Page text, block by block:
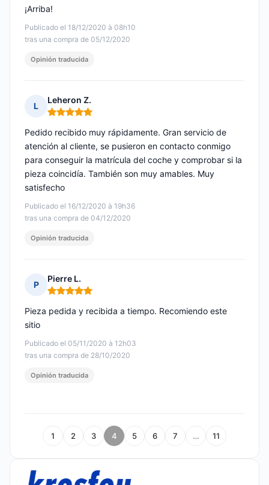
Publicado el 18/12/2020 à 08h10
tras una compra de 05/12/2020
¡Arriba!
Opinión traducida
L
Leheron Z.
Nota: 5 de 5
Publicado el 16/12/2020 à 19h36
tras una compra de 04/12/2020
Pedido recibido muy rápidamente. Gran servicio de
atención al cliente, se pusieron en contacto conmigo
para conseguir la matrícula del coche y comprobar si la
pieza coincidía. También son muy amables. Muy
satisfecho
Opinión traducida
P
Pierre L.
Nota: 5 de 5
Publicado el 05/11/2020 à 12h03
tras una compra de 28/10/2020
Pieza pedida y recibida a tiempo. Recomiendo este
sitio
Opinión traducida
1 2 3 4 5 6 7 … 11